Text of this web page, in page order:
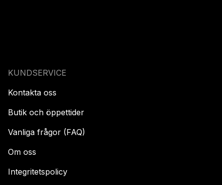
KUNDSERVICE
Kontakta oss
Butik och öppettider
Vanliga frågor (FAQ)
Om oss
Integritetspolicy